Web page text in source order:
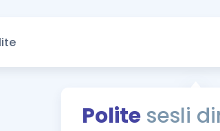
Politesesli